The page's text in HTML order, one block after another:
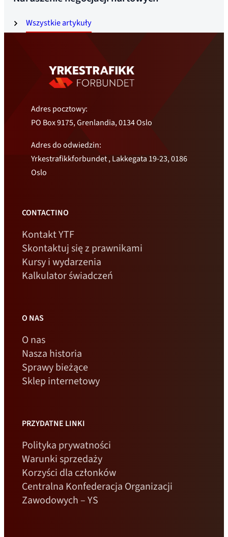
Wszystkie artykuły
Adres pocztowy:
PO Box 9175, Grenlandia, 0134 Oslo
Adres do odwiedzin:
Yrkestrafikkforbundet , Lakkegata 19-23, 0186
Oslo
CONTACTINO
Kontakt YTF
Skontaktuj się z prawnikami
Kursy i wydarzenia
Kalkulator świadczeń
O NAS
O nas
Nasza historia
Sprawy bieżące
Sklep internetowy
PRZYDATNE LINKI
Polityka prywatności
Warunki sprzedaży
Korzyści dla członków
Centralna Konfederacja Organizacji
Zawodowych – YS